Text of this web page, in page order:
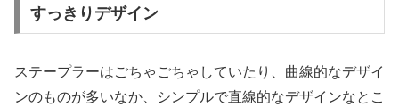
すっきりデザイン
ステープラーはごちゃごちゃしていたり、曲線的なデザイ
ンのものが多いなか、シンプルで直線的なデザインなとこ